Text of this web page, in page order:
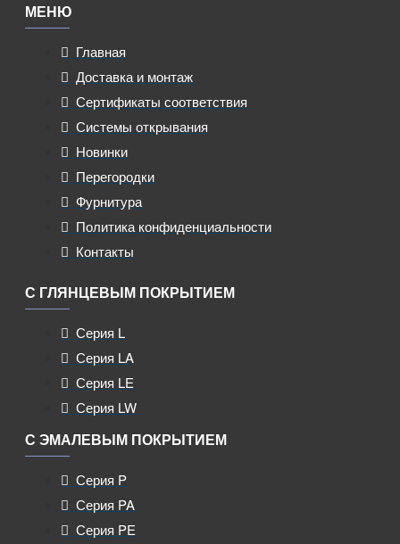
МЕНЮ
Главная
Доставка и монтаж
Сертификаты соответствия
Системы открывания
Новинки
Перегородки
Фурнитура
Политика конфиденциальности
Контакты
С ГЛЯНЦЕВЫМ ПОКРЫТИЕМ
Серия L
Серия LA
Серия LE
Серия LW
С ЭМАЛЕВЫМ ПОКРЫТИЕМ
Серия P
Серия PA
Серия PE